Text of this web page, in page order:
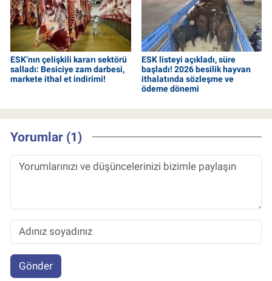
ESK’nın çelişkili kararı sektörü
salladı: Besiciye zam darbesi,
markete ithal et indirimi!
ESK listeyi açıkladı, süre
başladı! 2026 besilik hayvan
ithalatında sözleşme ve
ödeme dönemi
Yorumlar (1)
Gönder